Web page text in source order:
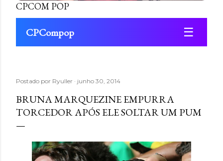
CPCOM POP
CPCompop ☰
Postado por Ryuller junho 30, 2014
BRUNA MARQUEZINE EMPURRA
TORCEDOR APÓS ELE SOLTAR UM PUM